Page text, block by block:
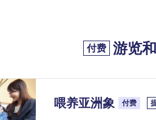
付费 游览
喂养亚洲象 付费